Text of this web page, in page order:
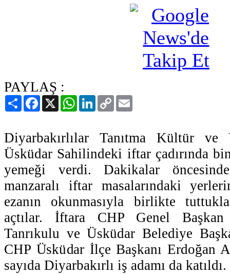
PAYLAŞ :
PaylaşFacebook
X WhatsAppLinkedIn
Copy
Link
Diyarbakırlılar Tanıtma Kültür ve
Üsküdar Sahilindeki iftar çadırında
yemeği verdi. Dakikalar
manzaralı iftar masalarındaki
ezanın okunmasıyla birlikte
açtılar. İftara CHP Genel Başkan
Tanrıkulu ve Üsküdar Belediye
CHP Üsküdar İlçe Başkanı Erdoğan
sayıda Diyarbakırlı iş adamı da katıldı.